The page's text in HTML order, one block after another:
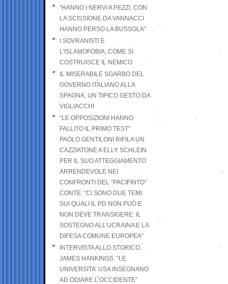
“HANNO I NERVI A PEZZI, CON
LA SCISSIONE DA VANNACCI
HANNO PERSO LA BUSSOLA”
I SOVRANISTI E
L’ISLAMOFOBIA, COME SI
COSTRUISCE IL NEMICO
IL MISERABILE SGARBO DEL
GOVERNO ITALIANO ALLA
SPAGNA, UN TIPICO GESTO DA
VIGLIACCHI
“LE OPPOSIZIONI HANNO
FALLITO IL PRIMO TEST”.
PAOLO GENTILONI RIFILA UN
CAZZIATONE A ELLY SCHLEIN
PER IL SUO ATTEGGIAMENTO
ARRENDEVOLE NEI
CONFRONTI DEL “PACIFINTO”
CONTE: “CI SONO DUE TEMI
SUI QUALI IL PD NON PUÒ E
NON DEVE TRANSIGERE: IL
SOSTEGNO ALL’UCRAINA E LA
DIFESA COMUNE EUROPEA”
INTERVISTA ALLO STORICO
JAMES HANKINGS: “LE
UNIVERSITA’ USA INSEGNANO
AD ODIARE L’OCCIDENTE”